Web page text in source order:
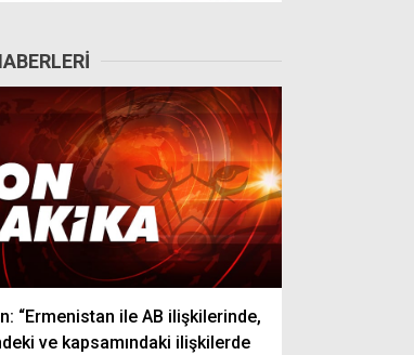
“Ermenistan ile AB ilişkilerinde,
ve kapsamındaki ilişkilerde